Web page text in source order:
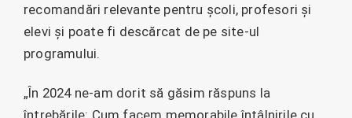
recomandări relevante pentru școli, profesori și
elevi și poate fi descărcat de pe site-ul
programului.
„În 2024 ne-am dorit să găsim răspuns la